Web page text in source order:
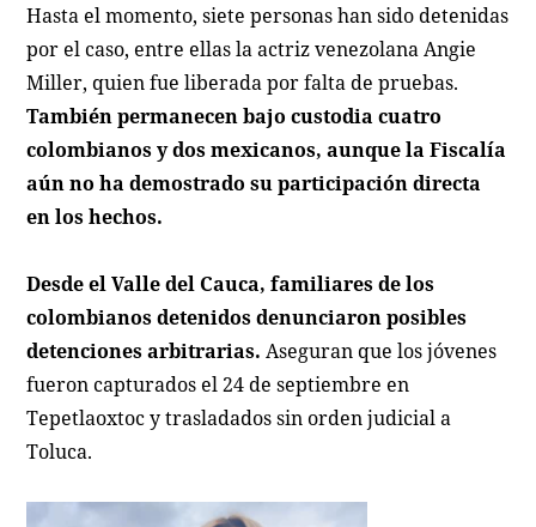
Hasta el momento, siete personas han sido detenidas
por el caso, entre ellas la actriz venezolana Angie
Miller, quien fue liberada por falta de pruebas.
También permanecen bajo custodia cuatro
colombianos y dos mexicanos, aunque la Fiscalía
aún no ha demostrado su participación directa
en los hechos.
Desde el Valle del Cauca, familiares de los
colombianos detenidos denunciaron posibles
detenciones arbitrarias. Aseguran que los jóvenes
fueron capturados el 24 de septiembre en
Tepetlaoxtoc y trasladados sin orden judicial a
Toluca.